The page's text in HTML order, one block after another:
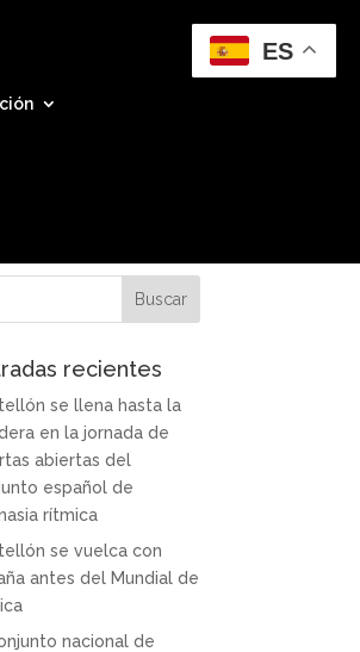
recientes
se llena hasta la
en la jornada de
abiertas del
español de
rítmica
se vuelca con
antes del Mundial de
nacional de
ES